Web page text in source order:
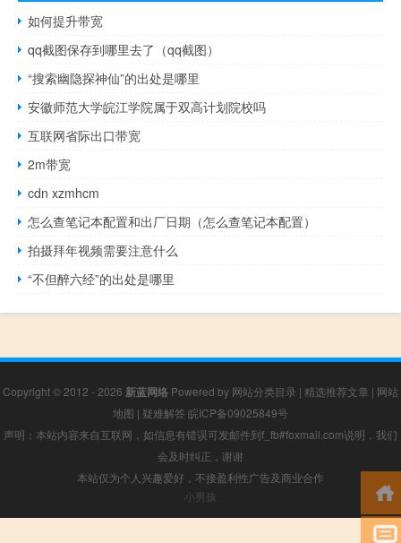
如何提升带宽
qq截图保存到哪里去了（qq截图）
“搜索幽隐探神仙”的出处是哪里
安徽师范大学皖江学院属于双高计划院校吗
互联网省际出口带宽
2m带宽
cdn xzmhcm
怎么查笔记本配置和出厂日期（怎么查笔记本配置）
拍摄拜年视频需要注意什么
“不但醉六经”的出处是哪里
Copyright © 2012 - 2026 新蓝网络 Powered by 网站分类目录 | 精选推荐文章 | 网站
地图 | 疑难解答 皖ICP备09025849号
声明：本站内容来自互联网，如信息有错误可发邮件到f_fb#foxmail.com说明，我们
会及时纠正，谢谢
本站仅为个人兴趣爱好，不接盈利性广告及商业合作
小男孩